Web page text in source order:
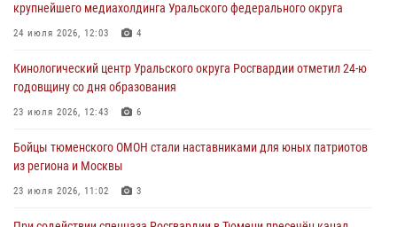
В Тюмени офицер Росгвардии в радиоэфире напомнил гражданам о
мерах безопасного владения оружием
Военнослужащие Росгвардии сбили дрон-разведчик ВСУ на южном
направлении
Стальной характер продемонстрировали росгвардейцы в ходе
масштабных спортивных событий на Урале
крупнейшего медиахолдинга Уральского федерального округа
24 июля 2026, 12:03 4
Кинологический центр Уральского округа Росгвардии отметил 24-ю
годовщину со дня образования
23 июля 2026, 12:43 6
Бойцы тюменского ОМОН стали наставниками для юных патриотов
из региона и Москвы
23 июля 2026, 11:02 3